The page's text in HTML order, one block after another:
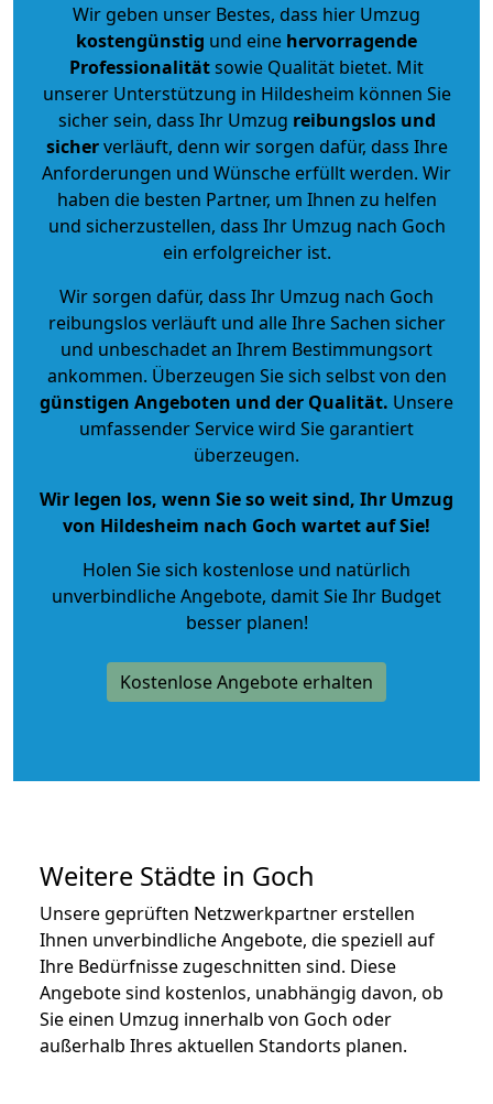
Wir geben unser Bestes, dass hier Umzug
kostengünstig und eine hervorragende
Professionalitätsowie Qualität bietet. Mit
unserer Unterstützung in Hildesheim können Sie
sicher sein, dass Ihr Umzug reibungslos und
sicherverläuft, denn wir sorgen dafür, dass Ihre
Anforderungen und Wünsche erfüllt werden. Wir
haben die besten Partner, um Ihnen zu helfen
und sicherzustellen, dass Ihr Umzug nach Goch
ein erfolgreicher ist.
Wir sorgen dafür, dass Ihr Umzug nach Goch
reibungslos verläuft und alle Ihre Sachen sicher
und unbeschadet an Ihrem Bestimmungsort
ankommen. Überzeugen Sie sich selbst von den
günstigen Angeboten und der Qualität. Unsere
umfassender Service wird Sie garantiert
überzeugen.
Wir legen los, wenn Sie so weit sind, Ihr Umzug
von Hildesheim nach Goch wartet auf Sie!
Holen Sie sich kostenlose und natürlich
unverbindliche Angebote, damit Sie Ihr Budget
besser planen!
Kostenlose Angebote erhalten
Weitere Städte in Goch
Unsere geprüften Netzwerkpartner erstellen
Ihnen unverbindliche Angebote, die speziell auf
Ihre Bedürfnisse zugeschnitten sind. Diese
Angebote sind kostenlos, unabhängig davon, ob
Sie einen Umzug innerhalb von Goch oder
außerhalb Ihres aktuellen Standorts planen.